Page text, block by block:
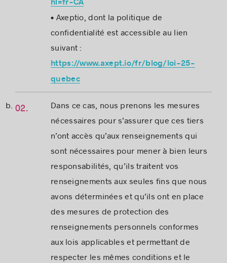
hl=fr-CA
• Axeptio, dont la politique de
confidentialité est accessible au lien
suivant :
https://www.axept.io/fr/blog/loi-25-
quebec
Dans ce cas, nous prenons les mesures
nécessaires pour s’assurer que ces tiers
n’ont accès qu’aux renseignements qui
sont nécessaires pour mener à bien leurs
responsabilités, qu’ils traitent vos
renseignements aux seules fins que nous
avons déterminées et qu’ils ont en place
des mesures de protection des
renseignements personnels conformes
aux lois applicables et permettant de
respecter les mêmes conditions et le